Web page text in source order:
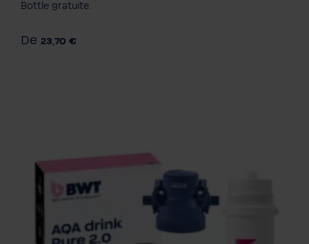
Bottle gratuite.
De 23,70 €